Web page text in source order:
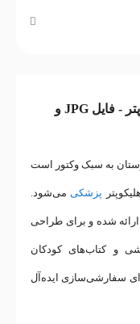
تصویر بیمارستان با آمبولانس و هلیکوپتر - فایل JPG و
به سبک وکتور است
پزشکی می‌شود.
تصویر با کیفیت بالا در فرمت‌های JPG و EPS ارائه شده و برای طراحی
و کتاب‌های کودکان
سفارشی‌سازی ایده‌آل